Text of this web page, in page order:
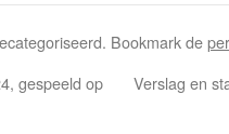
Bookmark de
gespeeld op
Verslag en